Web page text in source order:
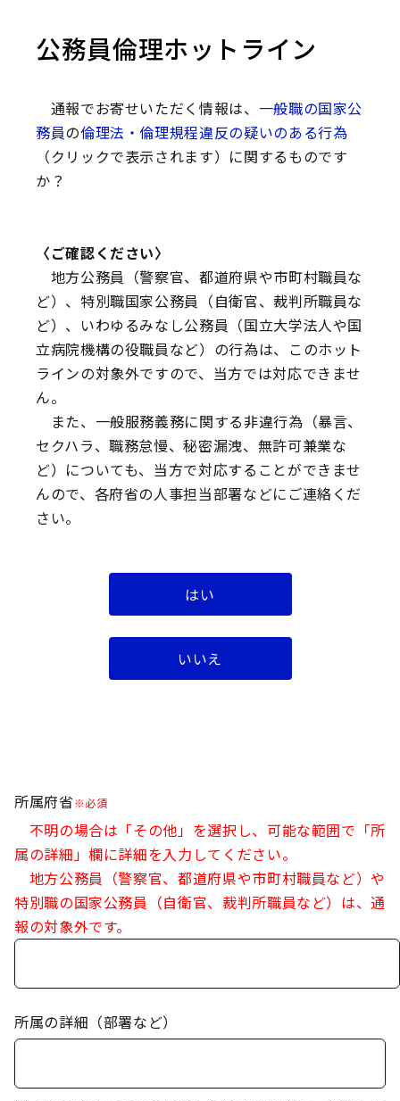
公務員倫理ホットライン
匿名による通報も受け付けています。
セキュリティの観点から、添付ファイルは受け付
けておりません。資料等を添付する場合には、郵
送してください。
質問も受け付けています。
→ 詳細については、 こちらをご覧ください。
文字化けを防ぐため、半角カタカナ、丸数字、特
殊文字等は使用しないでください。
１ あなたの情報
※匿名可
※入力がない場合、審査会からの返信はありません。
なお、いただいた情報が通報対象（一般職の国家公務
員の倫理法・倫理規程違反の疑いのある行為）ではない
所属府省※必須
不明の場合は「その他」を選択し、可能な範囲で「所
属の詳細」欄に詳細を入力してください。
地方公務員（警察官、都道府県や市町村職員など）や
特別職の国家公務員（自衛官、裁判所職員など）は、通
報の対象外です。
所属の詳細（部署など）
公務員倫理ホットライン
通報でお寄せいただく情報は、 一般職の国家公
務員の倫理法・倫理規程違反の疑いのある行為
（クリックで表示されます）に関するものです
か？
〈ご確認ください〉
地方公務員（警察官、都道府県や市町村職員な
ど）、特別職国家公務員（自衛官、裁判所職員な
ど）、いわゆるみなし公務員（国立大学法人や国
立病院機構の役職員など）の行為は、このホット
ラインの対象外ですので、当方では対応できませ
ん。
また、一般服務義務に関する非違行為（暴言、
セクハラ、職務怠慢、秘密漏洩、無許可兼業な
ど）についても、当方で対応することができませ
んので、各府省の人事担当部署などにご連絡くだ
さい。
はい
いいえ